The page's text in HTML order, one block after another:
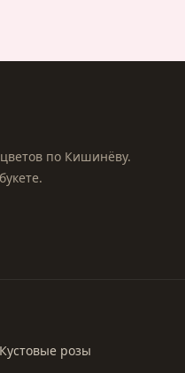
по Кишинёву.
Кустовые розы